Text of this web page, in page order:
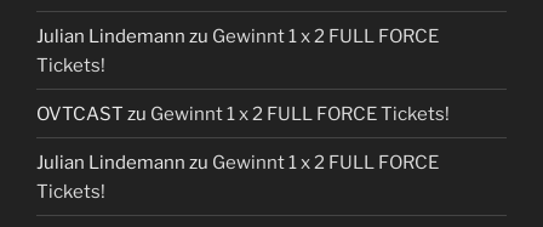
Julian Lindemann zu Gewinnt 1 x 2 FULL FORCE
Tickets!
OVTCAST zu Gewinnt 1 x 2 FULL FORCE Tickets!
Julian Lindemann zu Gewinnt 1 x 2 FULL FORCE
Tickets!